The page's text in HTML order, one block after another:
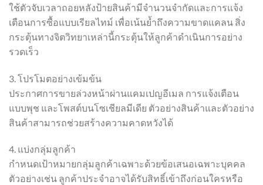
ใช้ตัวจับเวลาถอยหลังป้ายสินค้ามีจำนวนจำกัดและการแจ้ง
เตือนการซื้อแบบเรียลไทม์ เพื่อเน้นย้ำถึงความขาดแคลน สิ่ง
กระตุ้นทางจิตวิทยาเหล่านี้กระตุ้นให้ลูกค้าดำเนินการอย่าง
รวดเร็ว
3. โปรโมตอย่างเข้มข้น
ประกาศการขายล่วงหน้าผ่านแคมเปญอีเมล การแจ้งเตือน
แบบพุช และโพสต์บนโซเชียลมีเดีย ตัวอย่างสินค้าและตัวอย่าง
สินค้าสามารถช่วยสร้างความคาดหวังได้
4. แบ่งกลุ่มลูกค้า
กำหนดเป้าหมายกลุ่มลูกค้าเฉพาะด้วยข้อเสนอเฉพาะบุคคล
ตัวอย่างเช่น ลูกค้าประจำอาจได้รับสิทธิ์เข้าถึงก่อนใครหรือ